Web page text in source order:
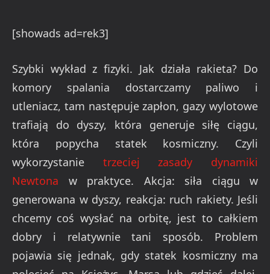
[showads ad=rek3]
Szybki wykład z fizyki. Jak działa rakieta? Do
komory spalania dostarczamy paliwo i
utleniacz, tam następuje zapłon, gazy wylotowe
trafiają do dyszy, która generuje siłę ciągu,
która popycha statek kosmiczny. Czyli
wykorzystanie trzeciej zasady dynamiki
Newtona w praktyce. Akcja: siła ciągu w
generowana w dyszy, reakcja: ruch rakiety. Jeśli
chcemy coś wysłać na orbitę, jest to całkiem
dobry i relatywnie tani sposób. Problem
pojawia się jednak, gdy statek kosmiczny ma